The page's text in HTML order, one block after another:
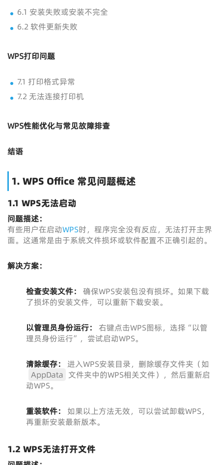
6.1 安装失败或安装不完全
6.2 软件更新失败
WPS打印问题
7.1 打印格式异常
7.2 无法连接打印机
WPS性能优化与常见故障排查
结语
1. WPS Office 常见问题概述
1.1 WPS无法启动
问题描述：
有些用户在启动WPS时，程序完全没有反应，无法打开主界
面。这通常是由于系统文件损坏或软件配置不正确引起的。
解决方案：
检查安装文件：
确保WPS安装包没有损坏。如果下载
了损坏的安装文件，可以重新下载安装。
以管理员身份运行：
右键点击WPS图标，选择“以管
理员身份运行”，尝试启动WPS。
清除缓存：
进入WPS安装目录，删除缓存文件夹（如
AppData 文件夹中的WPS相关文件），然后重新启
动WPS。
重装软件：
如果以上方法无效，可以尝试卸载WPS，
再重新安装最新版本。
1.2 WPS无法打开文件